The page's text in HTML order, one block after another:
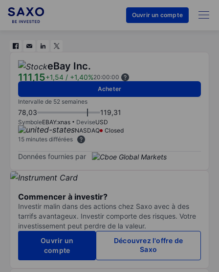
Ouvrir un compte
eBay Inc.
111,15+1,54 / +1,40%20:00:00
Acheter
Intervalle de 52 semaines
78,03 119,31
SymboleEBAY:xnas DeviseUSD
NASDAQ
Closed
15 minutes différées
Données fournies par
Commencer à investir?
Investir malin dans des actions chez Saxo avec à des
tarrifs avantageux. Investir comporte des risques. Votre
investissement peut perdre de la valeur.
Ouvrir un
compte
Découvrez l'offre de
Saxo